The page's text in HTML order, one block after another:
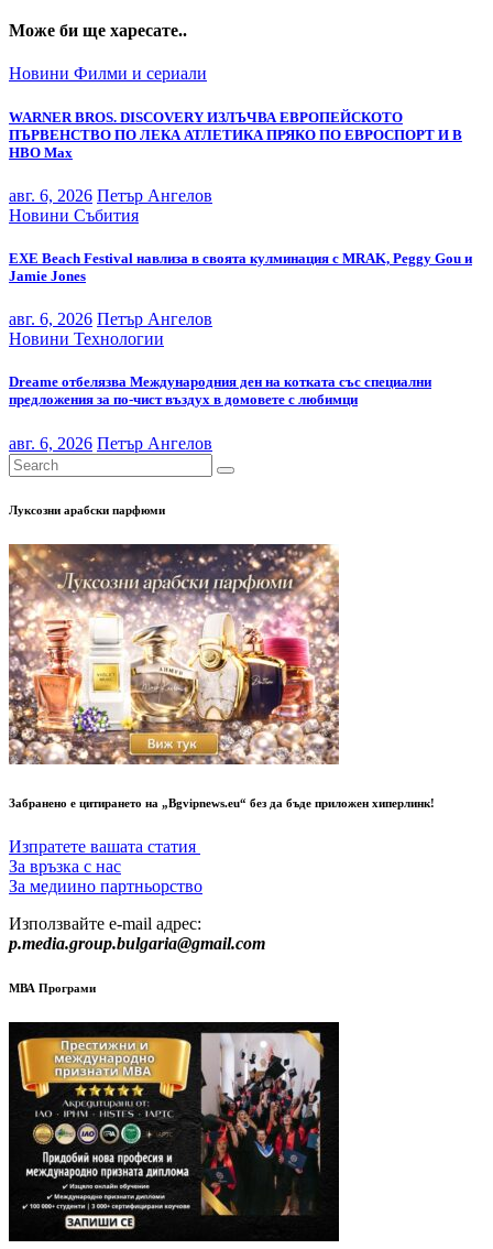
Може би ще харесате..
Новини Филми и сериали
WARNER BROS. DISCOVERY ИЗЛЪЧВА ЕВРОПЕЙСКОТО
ПЪРВЕНСТВО ПО ЛЕКА АТЛЕТИКА ПРЯКО ПО ЕВРОСПОРТ И В
НВО Мах
авг. 6, 2026 Петър Ангелов
Новини Събития
EXE Beach Festival навлиза в своята кулминация с MRAK, Peggy Gou и
Jamie Jones
авг. 6, 2026 Петър Ангелов
Новини Технологии
Dreame отбелязва Международния ден на котката със специални
предложения за по-чист въздух в домовете с любимци
авг. 6, 2026 Петър Ангелов
Луксозни арабски парфюми
Забранено е цитирането на „Bgvipnews.eu“ без да бъде приложен хиперлинк!
Изпратете вашата статия
За връзка с нас
За медиино партньорство
Използвайте e-mail адрес:
p.media.group.bulgaria@gmail.com
МВА Програми